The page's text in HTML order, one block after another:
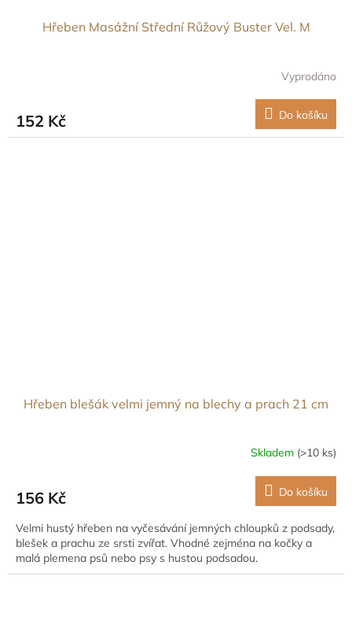
Hřeben Masážní Střední Růžový Buster Vel. M
Vyprodáno
152 Kč Do košíku
Hřeben blešák velmi jemný na blechy a prach 21 cm
Skladem (>10 ks)
156 Kč Do košíku
Velmi hustý hřeben na vyčesávání jemných chloupků z podsady,
blešek a prachu ze srsti zvířat. Vhodné zejména na kočky a
malá plemena psů nebo psy s hustou podsadou.